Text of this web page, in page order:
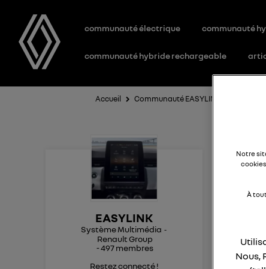
communauté électrique communauté
communauté hybride rechargeable
Accueil Communauté EASYLINK
EASYLINK
Système Multimédia
Renault Group
-497membres
Restez connecté !
Notre
À
Nous,